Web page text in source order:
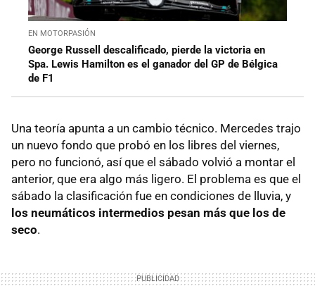
EN MOTORPASIÓN
George Russell descalificado, pierde la victoria en
Spa. Lewis Hamilton es el ganador del GP de Bélgica
de F1
Una teoría apunta a un cambio técnico. Mercedes trajo
un nuevo fondo que probó en los libres del viernes,
pero no funcionó, así que el sábado volvió a montar el
anterior, que era algo más ligero. El problema es que el
sábado la clasificación fue en condiciones de lluvia, y
los neumáticos intermedios pesan más que los de
seco.